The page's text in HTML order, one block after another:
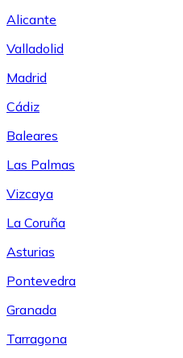
Alicante
Valladolid
Madrid
Cádiz
Baleares
Las Palmas
Vizcaya
La Coruña
Asturias
Pontevedra
Granada
Tarragona